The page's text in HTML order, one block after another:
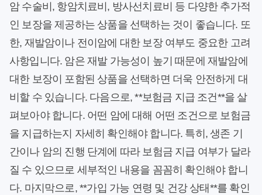
암 수술비, 항암치료비, 방사선치료비 등 다양한 추가적
인 보장을 제공하는 상품을 선택하는 것이 좋습니다. 또
한, 재발암이나 전이암에 대한 보장 여부도 중요한 고려
사항입니다. 암은 재발 가능성이 높기 때문에 재발암에
대한 보장이 포함된 상품을 선택하면 더욱 안전하게 대
비할 수 있습니다. 다음으로, **보험금 지급 조건**을 살
펴보아야 합니다. 어떤 암에 대해 어떤 조건으로 보험금
을 지급하는지 자세히 확인해야 합니다. 특히, 생존 기
간이나 암의 진행 단계에 따라 보험금 지급 여부가 달라
질 수 있으므로 세부적인 내용을 꼼꼼히 확인해야 합니
다. 마지막으로, **가입 가능 연령 및 건강 상태**를 확인